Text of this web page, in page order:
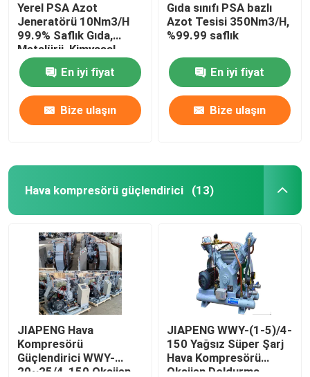
Ürünler
VİDEOLAR
Hakkımızda
Bize ulaşın
Teklif isteği
PSA Gaz Jeneratörü
Yerel PSA Azot
Jeneratörü 10Nm3/H
99.9% Saflık Gıda,
Metalürji, Kimyasal
En iyi fiyat
Bize ulaşın
Gıda sınıfı PSA bazlı
Azot Tesisi 350Nm3/H,
%99.99 saflık
En iyi fiyat
Bize ulaşın
Hava kompresörü güçlendirici (13)
JIAPENG Hava
Kompresörü
Güçlendirici WWY-
20~25/4-150 Oksijen
JIAPENG WWY-(1-5)/4-
150 Yağsız Süper Şarj
Hava Kompresörü
Oksijen Doldurma